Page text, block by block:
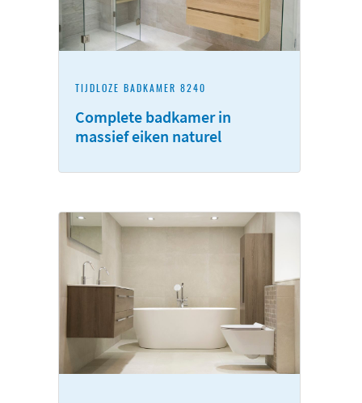
TIJDLOZE BADKAMER 8240
Complete badkamer in
massief eiken naturel